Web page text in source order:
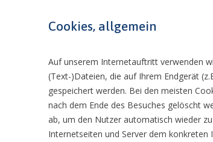
Cookies, allgemein
Auf unserem Internetauftritt verwenden
(Text-)Dateien, die auf Ihrem Endgerät
gespeichert werden. Bei den meisten
nach dem Ende des Besuches gelöscht
ab, um den Nutzer automatisch wieder
Internetseiten und Server dem